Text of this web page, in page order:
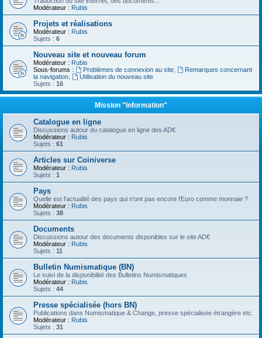
Modérateur : Rubis
Projets et réalisations
Modérateur : Rubis
Sujets : 6
Nouveau site et nouveau forum
Modérateur : Rubis
Sous-forums :
Problèmes de connexion au site,
Remarques concernant
la navigation
Utilisation du nouveau site
Sujets : 16
Mission "Information"
Catalogue en ligne
Discussions autour du catalogue en ligne des AD€
Modérateur : Rubis
Sujets : 61
Articles sur Coiniverse
Modérateur : Rubis
Sujets : 1
Pays
Quelle est l'actualité des pays qui n'ont pas encore l'Euro comme monnaie ?
Modérateur : Rubis
Sujets : 38
Documents
Discussions autour des documents disponibles sur le site AD€
Modérateur : Rubis
Sujets : 11
Bulletin Numismatique (BN)
Le suivi de la disponibilité des Bulletins Numismatiques
Modérateur : Rubis
Sujets : 44
Presse spécialisée (hors BN)
Publications dans Numismatique & Change, presse spécialisée étrangère etc.
Modérateur : Rubis
Sujets : 31